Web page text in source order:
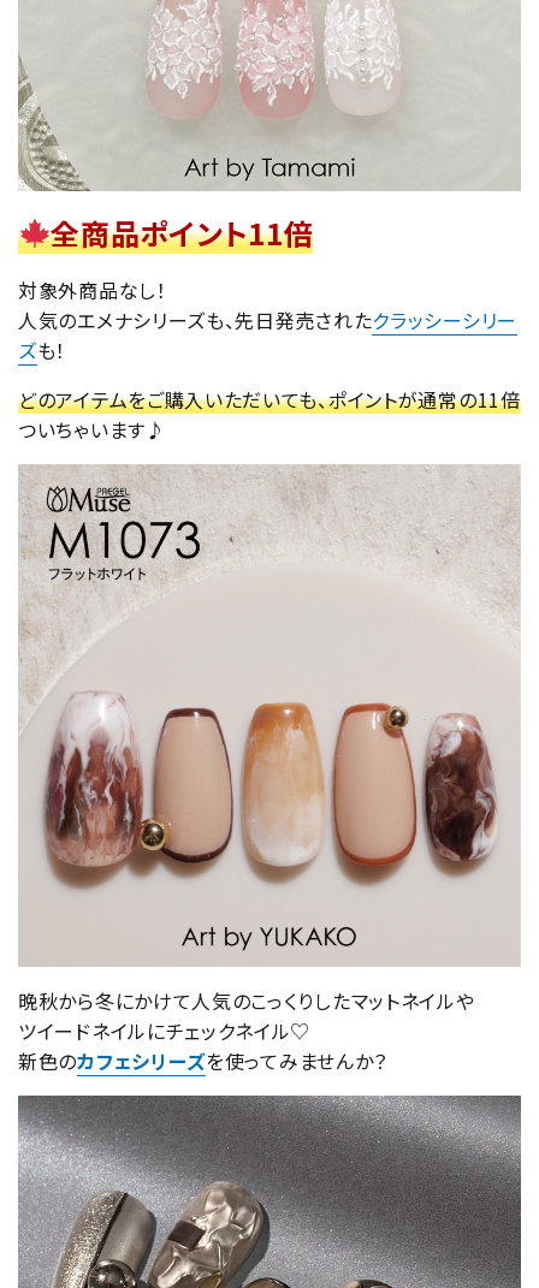
全商品ポイント11倍
対象外商品なし！
人気のエメナシリーズも、先日発売されたクラッシーシリー
ズも！
どのアイテムをご購入いただいても、ポイントが通常の11倍
ついちゃいます♪
晩秋から冬にかけて人気のこっくりしたマットネイルや
ツイードネイルにチェックネイル♡
新色のカフェシリーズを使ってみませんか？